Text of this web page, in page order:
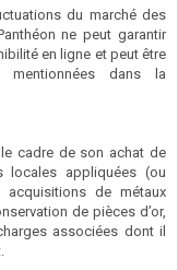
du marché des
ne peut garantir
en ligne et peut être
mentionnées dans la
cadre de son achat de
locales appliquées (ou
acquisitions de métaux
de pièces d’or,
associées dont il